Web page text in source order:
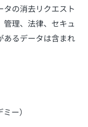
タの消去リクエスト
理、法律、セキュ
あるデータは含まれ
ー）